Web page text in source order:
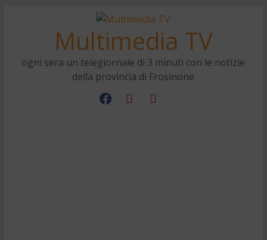
Multimedia TV
ogni sera un telegiornale di 3 minuti con le notizie
della provincia di Frosinone